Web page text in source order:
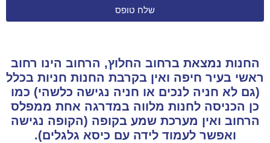
שלח טופס
החנות נמצאת ברחוב החלוץ, הרחוב הינו רחוב
ראשי בעיר חיפה ואין בקרבת החנות חניות בכלל
(גם לא חניה לנכים או חניה נגישה כלשהי) כמו
כן הכניסה לחנות מלווה במדרגה אחת ממפלס
הרחוב ואין מערכת שמע בקופה (הקופה נגישה
ואפשר לעמוד לידה עם כיסא גלגלים).